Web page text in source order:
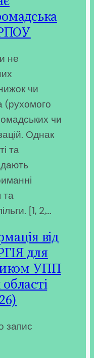
не
чи
(рухомого
чи
Однак
та
та
[1, 2,…
від
для
УПП
запис